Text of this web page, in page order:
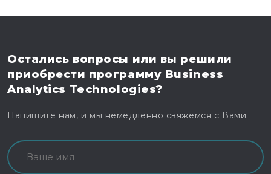
Остались вопросы или вы решили
приобрести программу Business
Analytics Technologies?
Напишите нам, и мы немедленно свяжемся с Вами.